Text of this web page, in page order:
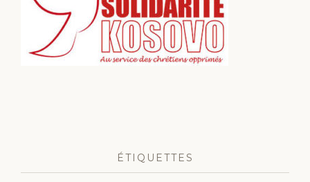
ÉTIQUETTES